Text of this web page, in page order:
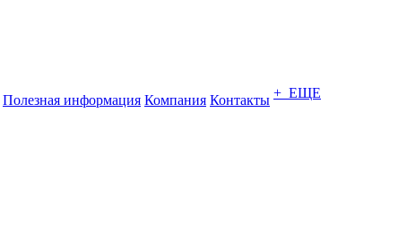
Полезная информация Компания Контакты + ЕЩЕ